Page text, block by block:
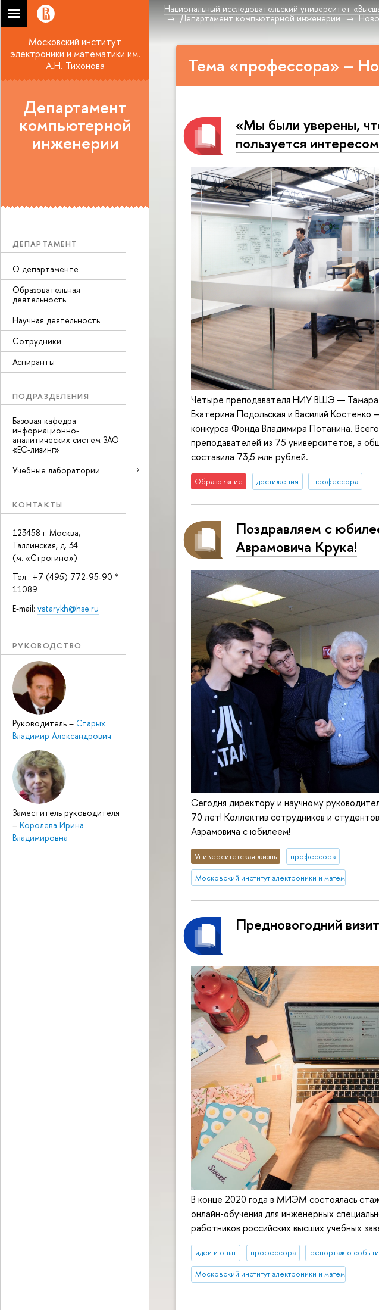
Национальный исследовательский университет
Департамент компьютерной инженерии
Московский институт
электроники и математики им.
А.Н. Тихонова
Департамент
компьютерной
инженерии
ДЕПАРТАМЕНТ
О департаменте
Образовательная
деятельность
Научная деятельность
Сотрудники
Аспиранты
ПОДРАЗДЕЛЕНИЯ
Базовая кафедра
информационно-
аналитических систем ЗАО
«ЕС-лизинг»
Учебные лаборатории
КОНТАКТЫ
123458 г. Москва,
Таллинская, д. 34
(м. «Строгино»)
Тел.: +7 (495) 772-95-90 *
11089
E-mail: vstarykh@hse.ru
РУКОВОДСТВО
Руководитель – Старых
Владимир Александрович
Заместитель руководителя
– Королева Ирина
Владимировна
Тема «профессора» –
«Мы были уверены,
пользуется
Четыре преподавателя НИУ ВШЭ — Тамара
Екатерина Подольская и Василий
конкурса Фонда Владимира Потанина.
преподавателей из 75 университетов, а
составила 73,5 млн рублей.
Образование достижения профессора
Поздравляем с
Аврамовича Крука!
Сегодня директору и научному
70 лет! Коллектив сотрудников и
Аврамовича с юбилеем!
Университетская жизнь профессора
Московский институт электроники и математики им.
Предновогодний
В конце 2020 года в МИЭМ состоялась
онлайн-обучения для инженерных
работников российских высших учебных
идеи и опыт профессора репортаж о
Московский институт электроники и математики им.